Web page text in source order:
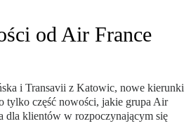
od Air France
i Transavii z Katowic, nowe kierunki
tylko część nowości, jakie grupa Air
dla klientów w rozpoczynającym się